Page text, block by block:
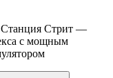
Стрит —
с мощным